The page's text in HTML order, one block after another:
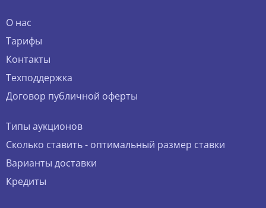
О нас
Тарифы
Контакты
Техподдержка
Договор публичной оферты
Типы аукционов
Сколько ставить - оптимальный размер ставки
Варианты доставки
Кредиты